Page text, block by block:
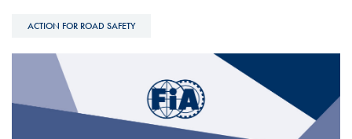
ACTION FOR ROAD SAFETY